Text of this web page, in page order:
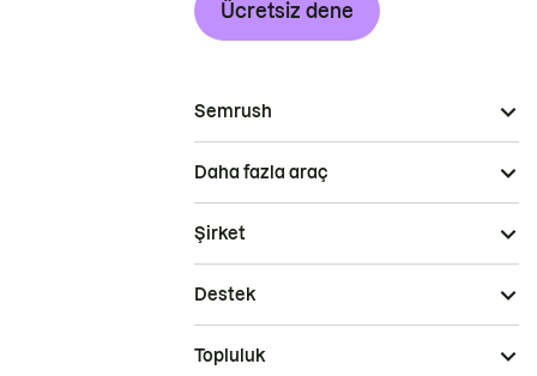
Ücretsiz dene
Semrush
Daha fazla araç
Şirket
Destek
Topluluk